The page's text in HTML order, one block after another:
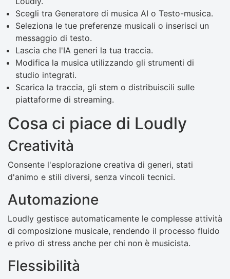
Scegli tra Generatore di musica AI o Testo-musica.
Seleziona le tue preferenze musicali o inserisci un
messaggio di testo.
Lascia che l'IA generi la tua traccia.
Modifica la musica utilizzando gli strumenti di
studio integrati.
Scarica la traccia, gli stem o distribuiscili sulle
piattaforme di streaming.
Cosa ci piace di Loudly
Creatività
Consente l'esplorazione creativa di generi, stati
d'animo e stili diversi, senza vincoli tecnici.
Automazione
Loudly gestisce automaticamente le complesse attività
di composizione musicale, rendendo il processo fluido
e privo di stress anche per chi non è musicista.
Flessibilità